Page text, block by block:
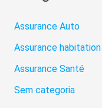
Assurance Auto
Assurance habitation
Assurance Santé
Sem categoria